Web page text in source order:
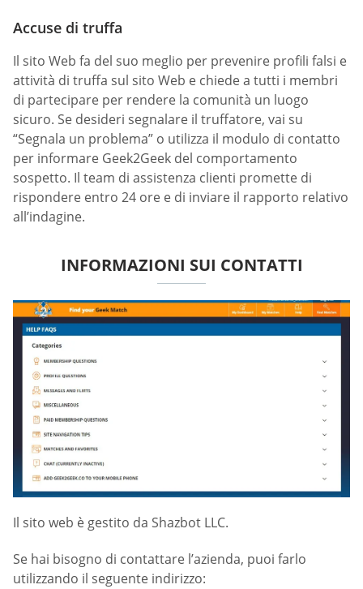
Accuse di truffa
Il sito Web fa del suo meglio per prevenire profili falsi e
attività di truffa sul sito Web e chiede a tutti i membri
di partecipare per rendere la comunità un luogo
sicuro. Se desideri segnalare il truffatore, vai su
“Segnala un problema” o utilizza il modulo di contatto
per informare Geek2Geek del comportamento
sospetto. Il team di assistenza clienti promette di
rispondere entro 24 ore e di inviare il rapporto relativo
all’indagine.
INFORMAZIONI SUI CONTATTI
Il sito web è gestito da Shazbot LLC.
Se hai bisogno di contattare l’azienda, puoi farlo
utilizzando il seguente indirizzo: